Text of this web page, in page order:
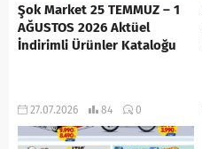
Şok Market 25 TEMMUZ – 1
AĞUSTOS 2026 Aktüel
İndirimli Ürünler Kataloğu
27.07.2026 84 0